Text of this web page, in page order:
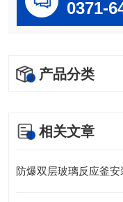
产品分类
相关文章
防爆双层玻璃反应釜